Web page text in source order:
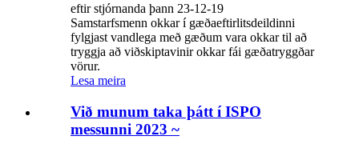
eftir stjórnanda þann 23-12-19
Samstarfsmenn okkar í gæðaeftirlitsdeildinni
fylgjast vandlega með gæðum vara okkar til að
tryggja að viðskiptavinir okkar fái gæðatryggðar
vörur.
Lesa meira
Við munum taka þátt í ISPO
messunni 2023 ~